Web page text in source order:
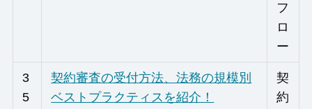
フ
ロ
ー
3
5
契約審査の受付方法、法務の規模別
ベストプラクティスを紹介！
契
約